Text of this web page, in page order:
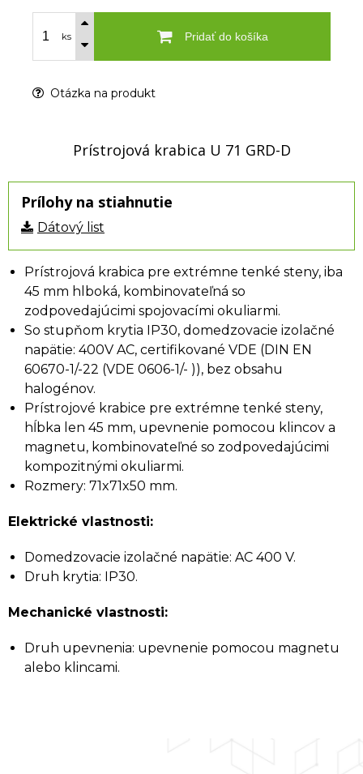
ks Pridať do košíka
Otázka na produkt
Prístrojová krabica U 71 GRD-D
Prílohy na stiahnutie
Dátový list
Prístrojová krabica pre extrémne tenké steny, iba
45 mm hlboká, kombinovateľná so
zodpovedajúcimi spojovacími okuliarmi.
So stupňom krytia IP30, domedzovacie izolačné
napätie: 400V AC, certifikované VDE (DIN EN
60670-1/-22 (VDE 0606-1/- )), bez obsahu
halogénov.
Prístrojové krabice pre extrémne tenké steny,
hĺbka len 45 mm, upevnenie pomocou klincov a
magnetu, kombinovateľné so zodpovedajúcimi
kompozitnými okuliarmi.
Rozmery: 71x71x50 mm.
Elektrické vlastnosti:
Domedzovacie izolačné napätie: AC 400 V.
Druh krytia: IP30.
Mechanické vlastnosti:
Druh upevnenia: upevnenie pomocou magnetu
alebo klincami.